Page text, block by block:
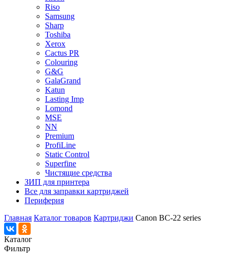
Riso
Samsung
Sharp
Toshiba
Xerox
Cactus PR
Colouring
G&G
GalaGrand
Katun
Lasting Imp
Lomond
MSE
NN
Premium
ProfiLine
Static Control
Superfine
Чистящие средства
ЗИП для принтера
Все для заправки картриджей
Периферия
Главная Каталог товаров Картриджи Canon BC-22 series
Каталог
Фильтр